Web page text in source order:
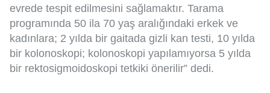
evrede tespit edilmesini sağlamaktır. Tarama
programında 50 ila 70 yaş aralığındaki erkek ve
kadınlara; 2 yılda bir gaitada gizli kan testi, 10 yılda
bir kolonoskopi; kolonoskopi yapılamıyorsa 5 yılda
bir rektosigmoidoskopi tetkiki önerilir” dedi.